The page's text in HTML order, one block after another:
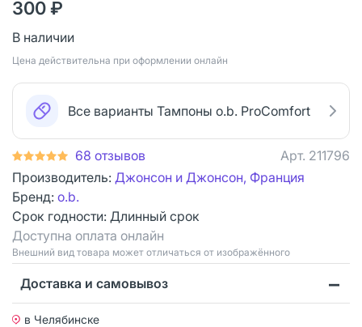
300 ₽
В наличии
Цена действительна при оформлении онлайн
Все варианты Тампоны o.b. ProComfort
68 отзывов Арт. 211796
Производитель: Джонсон и Джонсон, Франция
Бренд: o.b.
Срок годности: Длинный срок
Доступна оплата онлайн
Bнешний вид товара может отличаться от изображённого
Доставка и самовывоз
в Челябинске